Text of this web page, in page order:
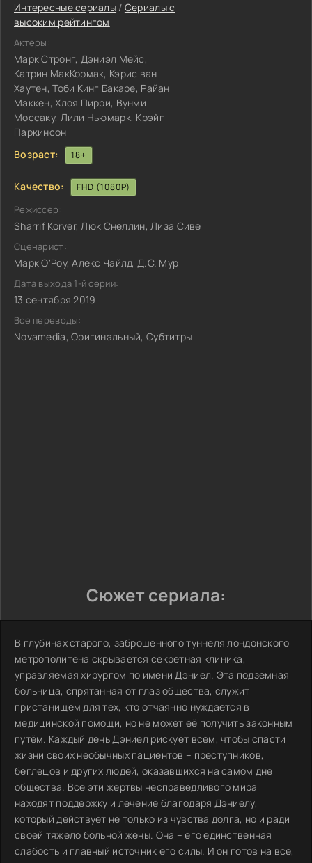
Интересные сериалы / Сериалы с
высоким рейтингом
Актеры:
Марк Стронг, Дэниэл Мейс,
Катрин МакКормак, Кэрис ван
Хаутен, Тоби Кинг Бакаре, Райан
Маккен, Хлоя Пирри, Вунми
Моссаку, Лили Ньюмарк, Крэйг
Паркинсон
Возраст:
18+
Качество: FHD (1080P)
Режиссер:
Sharrif Korver, Люк Снеллин, Лиза Сиве
Сценарист:
Марк О'Роу, Алекс Чайлд, Д.С. Мур
Дата выхода 1-й серии:
13 сентября 2019
Все переводы:
Novamedia, Оригинальный, Субтитры
Сюжет сериала:
В глубинах старого, заброшенного туннеля лондонского
метрополитена скрывается секретная клиника,
управляемая хирургом по имени Дэниел. Эта подземная
больница, спрятанная от глаз общества, служит
пристанищем для тех, кто отчаянно нуждается в
медицинской помощи, но не может её получить законным
путём. Каждый день Дэниел рискует всем, чтобы спасти
жизни своих необычных пациентов – преступников,
беглецов и других людей, оказавшихся на самом дне
общества. Все эти жертвы несправедливого мира
находят поддержку и лечение благодаря Дэниелу,
который действует не только из чувства долга, но и ради
своей тяжело больной жены. Она – его единственная
слабость и главный источник его силы. И он готов на все,